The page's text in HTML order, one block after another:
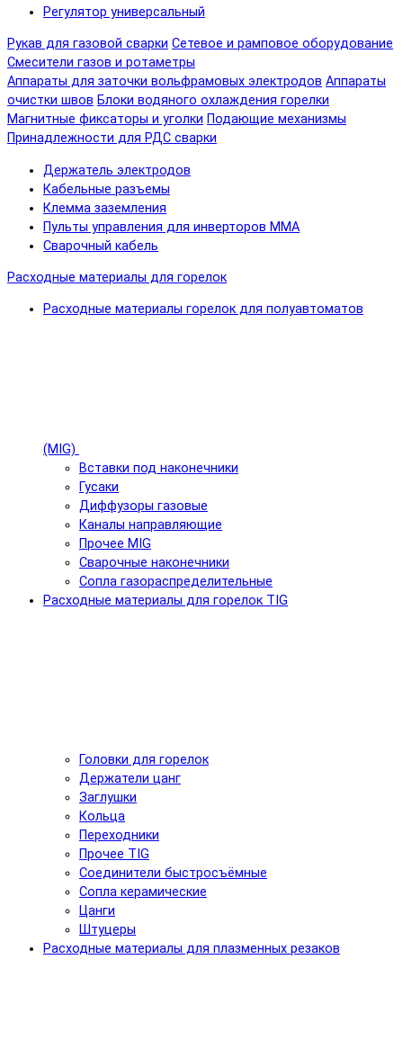
Регулятор универсальный
Рукав для газовой сварки Сетевое и рамповое оборудование
Смесители газов и ротаметры
Аппараты для заточки вольфрамовых электродов Аппараты
очистки швов Блоки водяного охлаждения горелки
Магнитные фиксаторы и уголки Подающие механизмы
Принадлежности для РДС сварки
Держатель электродов
Кабельные разъемы
Клемма заземления
Пульты управления для инверторов MMA
Сварочный кабель
Расходные материалы для горелок
Расходные материалы горелок для полуавтоматов
(MIG)
Вставки под наконечники
Гусаки
Диффузоры газовые
Каналы направляющие
Прочее MIG
Сварочные наконечники
Сопла газораспределительные
Расходные материалы для горелок TIG
Головки для горелок
Держатели цанг
Заглушки
Кольца
Переходники
Прочее TIG
Соединители быстросъёмные
Сопла керамические
Цанги
Штуцеры
Расходные материалы для плазменных резаков